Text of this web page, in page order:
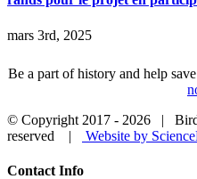
mars 3rd, 2025
Be a part of history and help
© Copyright 2017 - 2026 |
reserved |
Website by
Close
Contact Info